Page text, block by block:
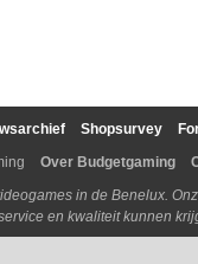
Shopsurvey
Over Budgetgaming
in de Benelux.
en kwaliteit kunnen